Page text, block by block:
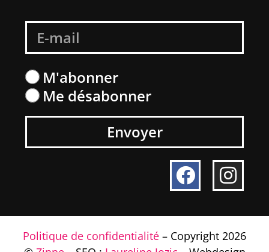
M'abonner
Me désabonner
Envoyer
Politique de confidentialité – Copyright 2026